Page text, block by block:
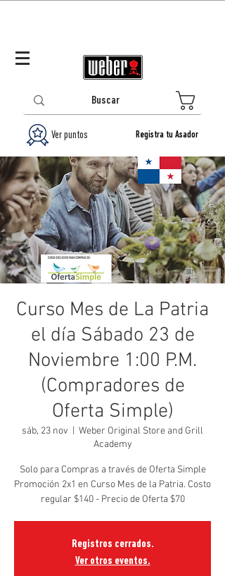
Ver puntos Registra tu Asador
Curso Mes de La Patria
el día Sábado 23 de
Noviembre 1:00 P.M.
(Compradores de
Oferta Simple)
sáb, 23 nov
Weber Original Store and Grill
Academy
Solo para Compras a través de Oferta Simple
Promoción 2x1 en Curso Mes de la Patria. Costo
regular $140 - Precio de Oferta $70
Registros cerrados.
Ver otros eventos.